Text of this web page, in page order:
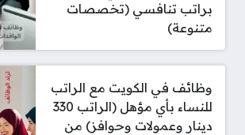
براتب تنافسي (تخصصات
متنوعة)
وظائف في الكويت مع الراتب
للنساء بأي مؤهل (الراتب 330
دينار وعمولات وحوافز) من